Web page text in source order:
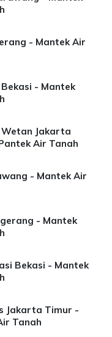
- Mantek Air
- Mantek
Wetan Jakarta
Air Tanah
- Mantek Air
- Mantek
Bekasi - Mantek
Jakarta Timur -
Tanah